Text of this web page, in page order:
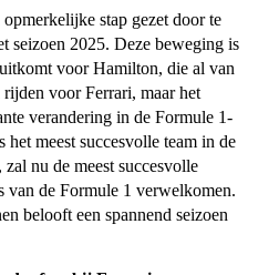
opmerkelijke stap gezet door te
seizoen 2025. Deze beweging is
voor Hamilton, die al van
voor Ferrari, maar het
verandering in de Formule 1-
meest succesvolle team in de
nu de meest succesvolle
van de Formule 1 verwelkomen.
belooft een spannend seizoen